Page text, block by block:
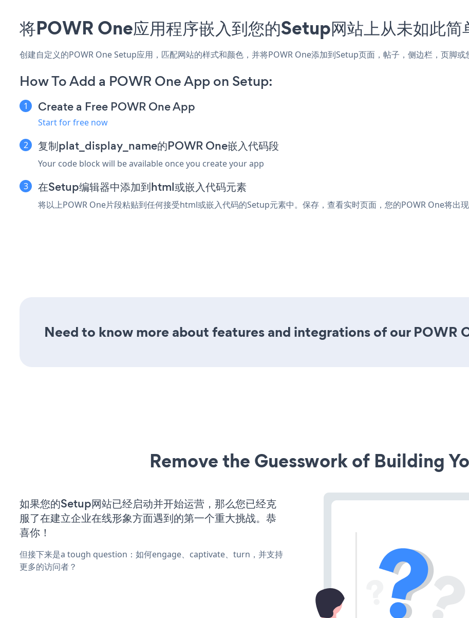
将POWR One应用程序嵌入到您的Setup网站上从未如此简
创建自定义的POWR One Setup应用，匹配网站的样式和颜色，并将POWR One添加到Setup页面，帖子，侧边栏，页脚或
How To Add a POWR One App on Setup:
Create a Free POWR One App
Start for free now
复制plat_display_name的POWR One嵌入代码段
Your code block will be available once you create your app
在Setup编辑器中添加到html或嵌入代码元素
将以上POWR One片段粘贴到任何接受html或嵌入代码的Setup元素中。保存，查看实时页面，您的POWR One将出现
Need to know more about features and integrations of our POWR
Remove the Guesswork of Building
如果您的Setup网站已经启动并开始运营，那么您已经克
服了在建立企业在线形象方面遇到的第一个重大挑战。恭
喜你！
但接下来是a tough question：如何engage、captivate、turn，并支持
更多的访问者？